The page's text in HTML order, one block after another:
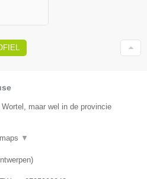
maar wel in de provincie
▼
)